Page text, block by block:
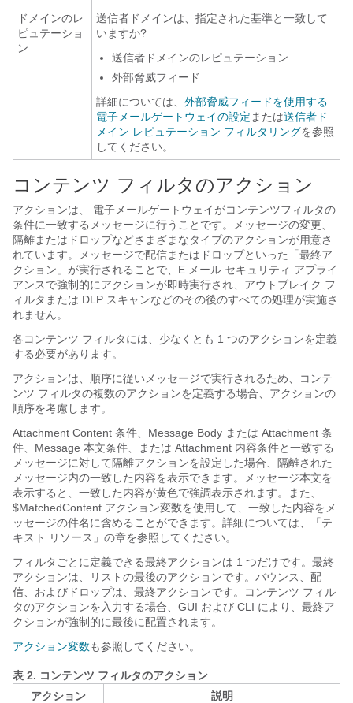
ドメインのレ
ピュテーショ
ン
送信者ドメインは、指定された基準と一致して
いますか?
送信者ドメインのレピュテーション
外部脅威フィード
詳細については、 外部脅威フィードを使用する
電子メールゲートウェイの設定 または送信者ド
メイン レピュテーション フィルタリングを参照
してください。
コンテンツ フィルタのアクション
アクションは、 電子メールゲートウェイがコンテンツフィルタの
条件に一致するメッセージに行うことです。メッセージの変更、
隔離またはドロップなどさまざまなタイプのアクションが用意さ
れています。メッセージで配信またはドロップといった「最終ア
クション」が実行されることで、E メール セキュリティ アプライ
アンスで強制的にアクションが即時実行され、アウトブレイク フ
ィルタまたは DLP スキャンなどのその後のすべての処理が実施さ
れません。
各コンテンツ フィルタには、少なくとも 1 つのアクションを定義
する必要があります。
アクションは、順序に従いメッセージで実行されるため、コンテ
ンツ フィルタの複数のアクションを定義する場合、アクションの
順序を考慮します。
Attachment Content 条件、Message Body または Attachment 条
件、Message 本文条件、または Attachment 内容条件と一致する
メッセージに対して隔離アクションを設定した場合、隔離された
メッセージ内の一致した内容を表示できます。メッセージ本文を
表示すると、一致した内容が黄色で強調表示されます。また、
$MatchedContent アクション変数を使用して、一致した内容をメ
ッセージの件名に含めることができます。詳細については、「テ
キスト リソース」の章を参照してください。
フィルタごとに定義できる最終アクションは 1 つだけです。最終
アクションは、リストの最後のアクションです。バウンス、配
信、およびドロップは、最終アクションです。コンテンツ フィル
タのアクションを入力する場合、GUI および CLI により、最終ア
クションが強制的に最後に配置されます。
アクション変数も参照してください。
表 2. コンテンツ フィルタのアクション
アクション
説明